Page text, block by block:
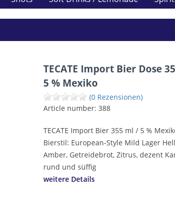
TECATE Import Bier Dose
5 % Mexiko
(0 Rezensionen)
Article number:388
TECATE Import Bier 355 ml / 5 %
Bierstil: European-Style Mild Lager
Amber, Getreidebrot, Zitrus, dezent
rund und süffig
weitere Details